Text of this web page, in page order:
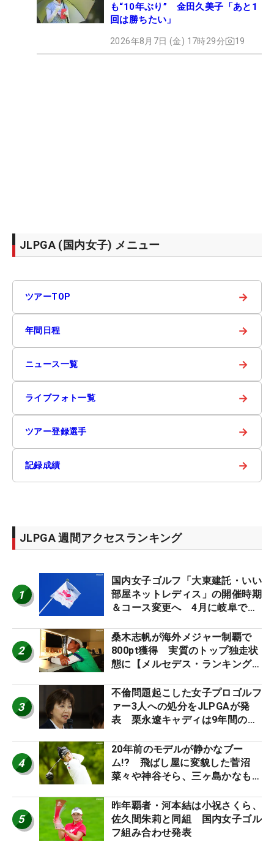
も“10年ぶり” 金田久美子「あと1
回は勝ちたい」
2026年8月7日 (金) 17時29分 19
JLPGA (国内女子) メニュー
ツアーTOP →
年間日程 →
ニュース一覧 →
ライブフォト一覧 →
ツアー登録選手 →
記録成績 →
JLPGA 週間アクセスランキング
1
国内女子ゴルフ「大東建託・いい
部屋ネットレディス」の開催時期
＆コース変更へ 4月に岐阜で開
2
桑木志帆が海外メジャー制覇で
800pt獲得 実質のトップ独走状
態に【メルセデス・ランキング番
3
不倫問題起こした女子プロゴルフ
ァー3人への処分をJLPGAが発
表 栗永遼キャディは9年間の立
4
20年前のモデルが静かなブー
ム!? 飛ばし屋に変貌した菅沼
菜々や神谷そら、三ヶ島かなも使
ロたちの“飛ばしギア”】
5
昨年覇者・河本結は小祝さくら、
佐久間朱莉と同組 国内女子ゴル
フ組み合わせ発表